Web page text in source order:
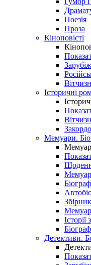
Поезія
Проза
Кіноповісті
Історичні
Мемуари.
Детективи.